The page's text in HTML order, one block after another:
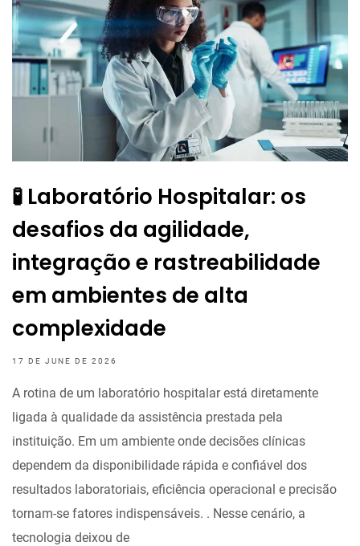
🧪 Laboratório Hospitalar: os
desafios da agilidade,
integração e rastreabilidade
em ambientes de alta
complexidade
17 DE JUNE DE 2026
A rotina de um laboratório hospitalar está diretamente
ligada à qualidade da assistência prestada pela
instituição. Em um ambiente onde decisões clínicas
dependem da disponibilidade rápida e confiável dos
resultados laboratoriais, eficiência operacional e precisão
tornam-se fatores indispensáveis. . Nesse cenário, a
tecnologia deixou de